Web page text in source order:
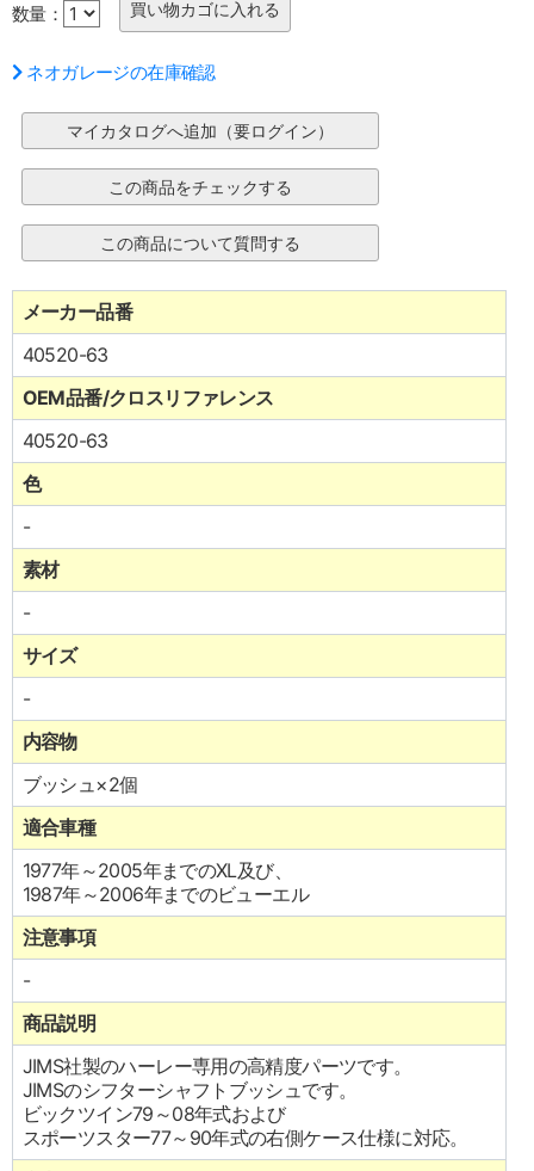
数量：
ネオガレージの在庫確認
メーカー品番
40520-63
OEM品番/クロスリファレンス
40520-63
色
-
素材
-
サイズ
-
内容物
ブッシュ×2個
適合車種
1977年～2005年までのXL及び、
1987年～2006年までのビューエル
注意事項
-
商品説明
JIMS社製のハーレー専用の高精度パーツです。
JIMSのシフターシャフトブッシュです。
ビックツイン79～08年式および
スポーツスター77～90年式の右側ケース仕様に対応。